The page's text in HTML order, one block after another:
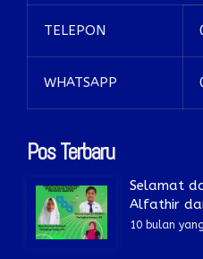
TELEPON
WHATSAPP
Pos Terbaru
Selamat
Alfathir
10 bulan